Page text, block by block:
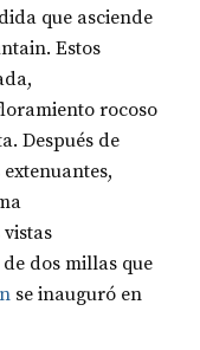
que asciende
Estos
rocoso
Después de
dos millas que
se inauguró en